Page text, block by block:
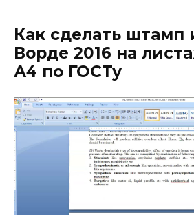
Как сделать штамп
Ворде 2016 на
А4 по ГОСТу